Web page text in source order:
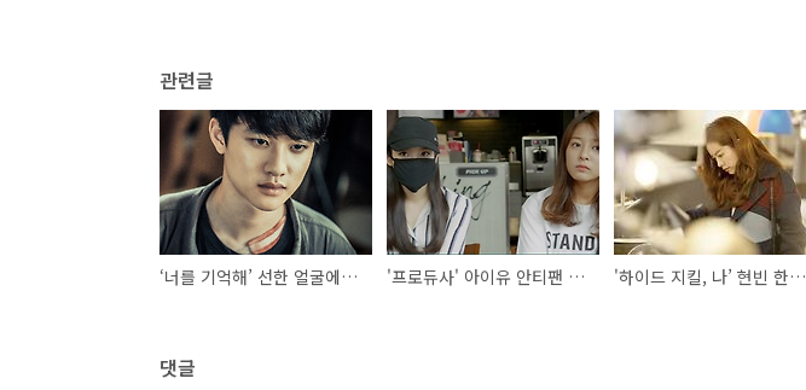
관련글
‘너를 기억해’ 선한 얼굴에 핀 스산한 기운의 도경수, 베일 벗었다! '프로듀사' 아이유 안티팬 당돌녀, 서울예대 연기지망생 '하이드 지킬, 나’ 현빈 한지민, 그림 같은 데이트 포착
댓글